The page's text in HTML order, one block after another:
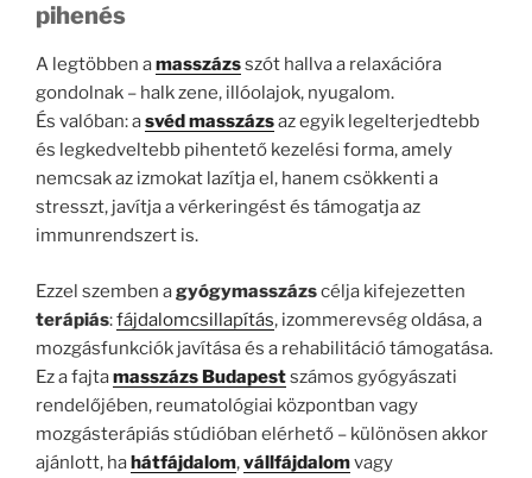
pihenés
A legtöbben amasszázsszót hallva a relaxációra
gondolnak – halk zene, illóolajok, nyugalom.
És valóban: asvéd masszázsaz egyik legelterjedtebb
és legkedveltebb pihentető kezelési forma, amely
nemcsak az izmokat lazítja el, hanem csökkenti a
stresszt, javítja a vérkeringést és támogatja az
immunrendszert is.
Ezzel szemben agyógymasszázscélja kifejezetten
terápiás:fájdalomcsillapítás, izommerevség oldása, a
mozgásfunkciók javítása és a rehabilitáció támogatása.
Ez a fajtamasszázs Budapestszámos gyógyászati
rendelőjében, reumatológiai központban vagy
mozgásterápiás stúdióban elérhető – különösen akkor
ajánlott, hahátfájdalom,vállfájdalomvagy